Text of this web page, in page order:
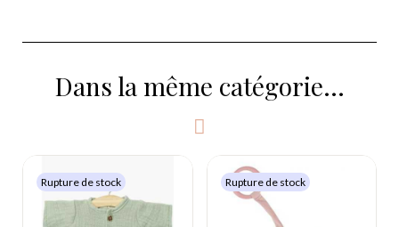
Dans la même catégorie...
Rupture de stock Rupture de stock